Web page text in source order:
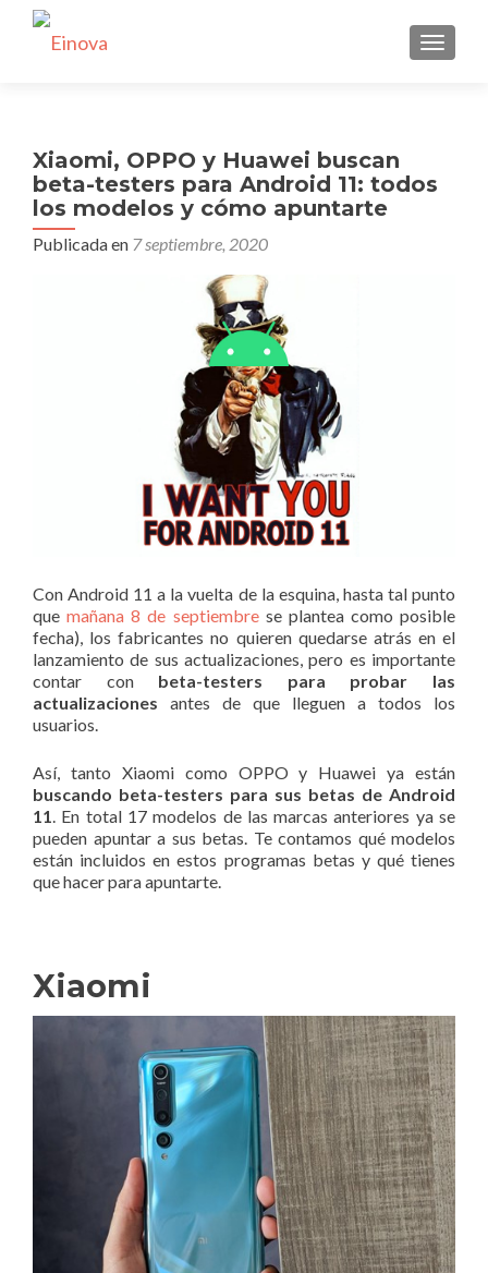
Xiaomi, OPPO y Huawei buscan
beta-testers para Android 11: todos
los modelos y cómo apuntarte
Publicada en 7 septiembre, 2020
Con Android 11 a la vuelta de la esquina, hasta tal punto
quemañana 8 de septiembrese plantea como posible
fecha), los fabricantes no quieren quedarse atrás en el
lanzamiento de sus actualizaciones, pero es importante
contar con beta-testers para probar las
actualizaciones antes de que lleguen a todos los
usuarios.
Así, tanto Xiaomi como OPPO y Huawei ya están
buscando beta-testers para sus betas de Android
11
. En total 17 modelos de las marcas anteriores ya se
pueden apuntar a sus betas. Te contamos qué modelos
están incluidos en estos programas betas y qué tienes
que hacer para apuntarte.
Xiaomi